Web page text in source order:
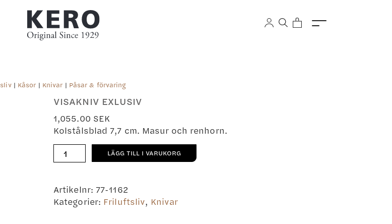
| Kåsor | Knivar | Påsar & förvaring
VISAKNIV EXLUSIV
1,055.00 SEK
Kolstålsblad 7,7 cm. Masur och renhorn.
Visakniv
exlusiv
LÄGG TILL I VARUKORG
Artikelnr: 77-1162
Kategorier: Friluftsliv, Knivar